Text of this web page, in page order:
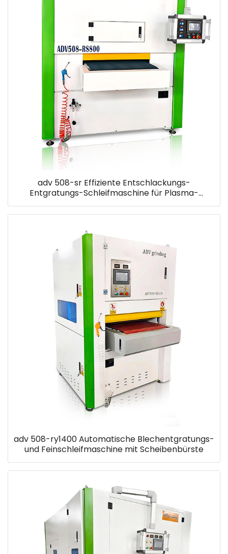
adv 508-sr Effiziente Entschlackungs-
Entgratungs-Schleifmaschine für Plasma-
Autogen-Schneidteile
adv 508-ry1400 Automatische Blechentgratungs-
und Feinschleifmaschine mit Scheibenbürste